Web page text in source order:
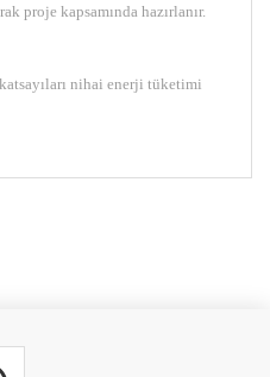
proje kapsamında hazırlanır.
nihai enerji tüketimi